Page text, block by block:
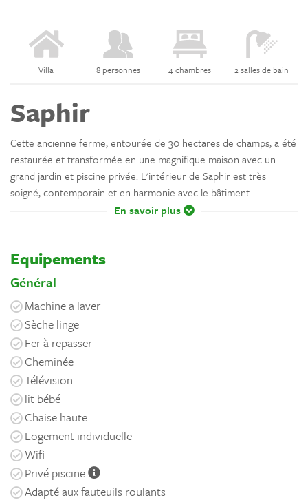
Villa 8 personnes 4 chambres 2 salles de bain
Saphir
Cette ancienne ferme, entourée de 30 hectares de champs, a été
restaurée et transformée en une magnifique maison avec un
grand jardin et piscine privée. L'intérieur de Saphir est très
soigné, contemporain et en harmonie avec le bâtiment.
En savoir plus
Equipements
Général
Machine a laver
Sèche linge
Fer à repasser
Cheminée
Télévision
lit bébé
Chaise haute
Logement individuelle
Wifi
Privé piscine
Adapté aux fauteuils roulants